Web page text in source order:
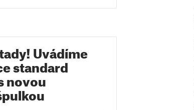
Uvádíme
standard
novou